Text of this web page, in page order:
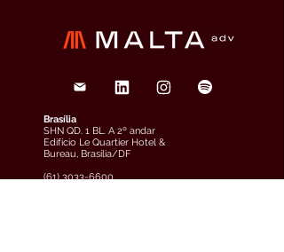
Brasília
SHN QD. 1 BL. A 2º andar
Edifício Le Quartier Hotel &
Bureau, Brasília/DF
(61) 3033-6600